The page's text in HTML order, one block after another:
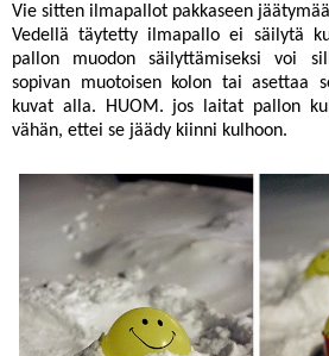
Vie sitten ilmapallot pakkaseen
Vedellä täytetty ilmapallo ei säilytä
pallon muodon säilyttämiseksi voi
sopivan muotoisen kolon tai asettaa
kuvat alla. HUOM. jos laitat pallon
vähän, ettei se jäädy kiinni kulhoon.